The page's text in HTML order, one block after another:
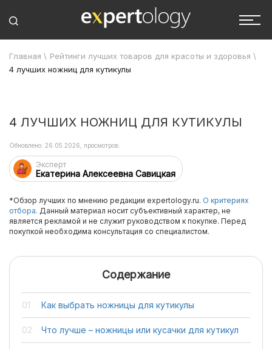
Главная \ Рейтинги лучших товаров для красоты и здоровья \
4 лучших ножниц для кутикулы
4 ЛУЧШИХ НОЖНИЦ ДЛЯ КУТИКУЛЫ
Эксперт
Екатерина Алексеевна Савицкая
Обновлено: 26.05.2026, просмотров:
*Обзор лучших по мнению редакции expertology.ru. О критериях
отбора. Данный материал носит субъективный характер, не
является рекламой и не служит руководством к покупке. Перед
покупкой необходима консультация со специалистом.
Содержание
Как выбрать ножницы для кутикулы
Что лучше – ножницы или кусачки для кутикул